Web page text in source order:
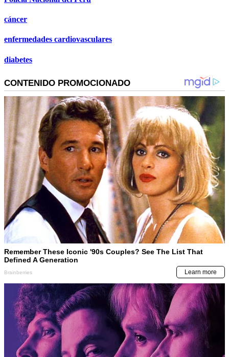
cáncer
enfermedades cardiovasculares
diabetes